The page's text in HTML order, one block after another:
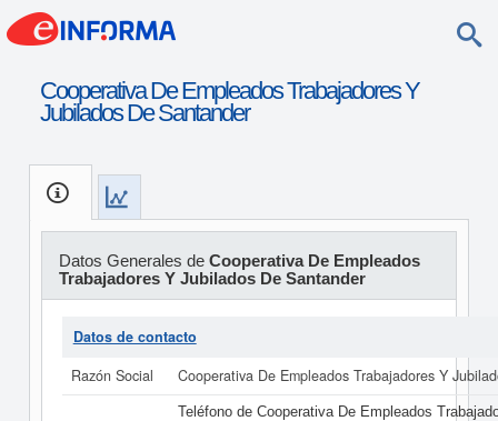
Cooperativa De Empleados Trabajadores Y
Jubilados De Santander
Datos Generales de Cooperativa De Empleados
Trabajadores Y Jubilados De Santander
Datos de contacto
Razón Social
Cooperativa De Empleados Trabajadores Y
Teléfono de Cooperativa De Empleados